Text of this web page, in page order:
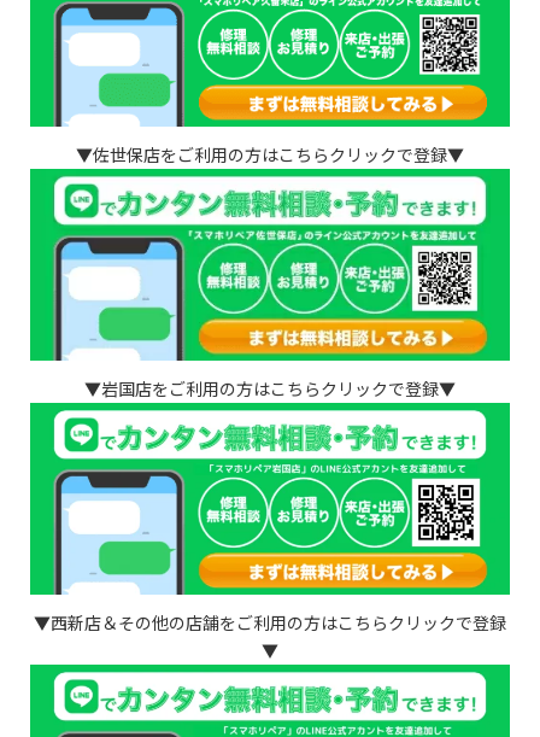
▼佐世保店をご利用の方はこちらクリックで登録▼
▼岩国店をご利用の方はこちらクリックで登録▼
▼西新店＆その他の店舗をご利用の方はこちらクリックで登録
▼